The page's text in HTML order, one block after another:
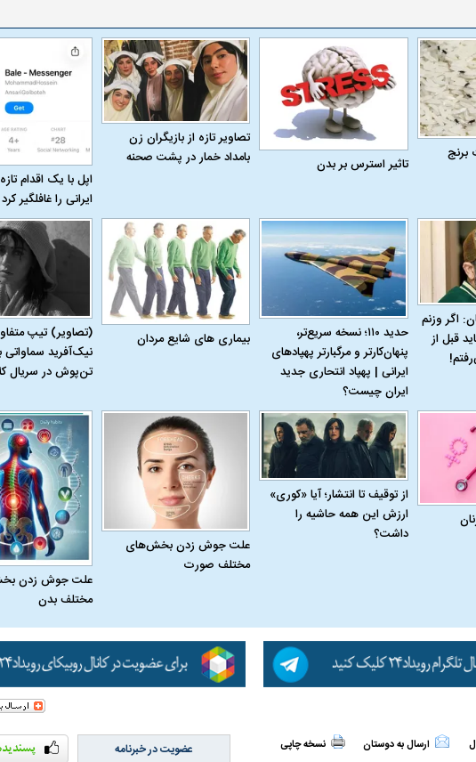
برنج
تاثیر استرس بر بدن
تصاویر تازه از بازیگران زن
بامداد خمار در پشت صحنه
اپل با یک اقدام
ایرانی را غافلگیر کرد
اگر وزنم
قبل از
حدید ۱۱۰؛ نسخه سریع‌تر،
پنهان‌کارتر و مرگبارتر پهپادهای
ایرانی | پهپاد انتحاری جدید
ایران چیست؟
بیماری‌ های شایع مردان
(تصاویر) تیپ
نیک‌آفرید سماواتی
تن‌پوش در سریال
از توقیف تا انتشار؛ آیا «کوری»
ارزش این همه حاشیه را
داشت؟
علت جوش زدن بخش‌های
مختلف صورت
علت جوش زدن
مختلف بدن
ارسال به دوستان نسخه چاپی عضویت در خبرنامه